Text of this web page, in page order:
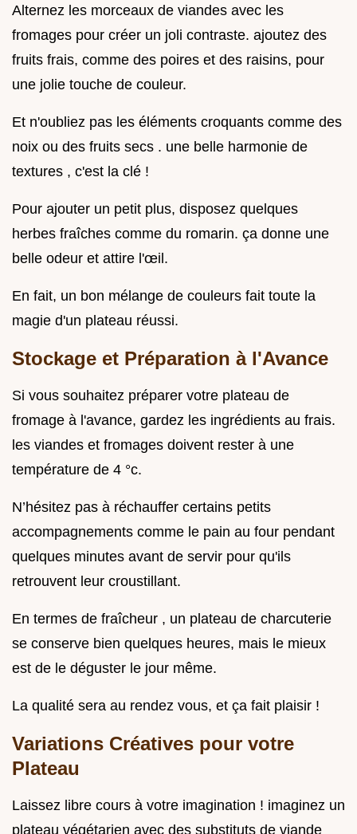
Alternez les morceaux de viandes avec les
fromages pour créer un joli contraste. ajoutez des
fruits frais, comme des poires et des raisins, pour
une jolie touche de couleur.
Et n'oubliez pas les éléments croquants comme des
noix ou des fruits secs . une belle harmonie de
textures , c'est la clé !
Pour ajouter un petit plus, disposez quelques
herbes fraîches comme du romarin. ça donne une
belle odeur et attire l'œil.
En fait, un bon mélange de couleurs fait toute la
magie d'un plateau réussi.
Stockage et Préparation à l'Avance
Si vous souhaitez préparer votre plateau de
fromage à l'avance, gardez les ingrédients au frais.
les viandes et fromages doivent rester à une
température de 4 °c.
N’hésitez pas à réchauffer certains petits
accompagnements comme le pain au four pendant
quelques minutes avant de servir pour qu'ils
retrouvent leur croustillant.
En termes de fraîcheur , un plateau de charcuterie
se conserve bien quelques heures, mais le mieux
est de le déguster le jour même.
La qualité sera au rendez vous, et ça fait plaisir !
Variations Créatives pour votre
Plateau
Laissez libre cours à votre imagination ! imaginez un
plateau végétarien avec des substituts de viande